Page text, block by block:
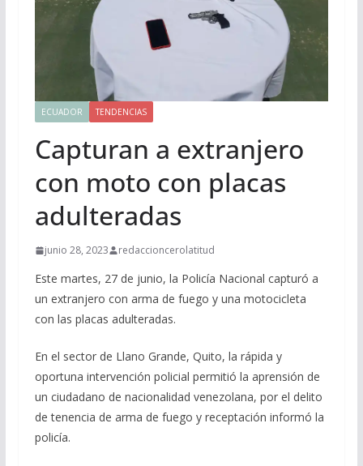
ECUADOR TENDENCIAS
Capturan a extranjero
con moto con placas
adulteradas
junio 28, 2023 redaccioncerolatitud
Este martes, 27 de junio, la Policía Nacional capturó a
un extranjero con arma de fuego y una motocicleta
con las placas adulteradas.
En el sector de Llano Grande, Quito, la rápida y
oportuna intervención policial permitió la aprensión de
un ciudadano de nacionalidad venezolana, por el delito
de tenencia de arma de fuego y receptación informó la
policía.